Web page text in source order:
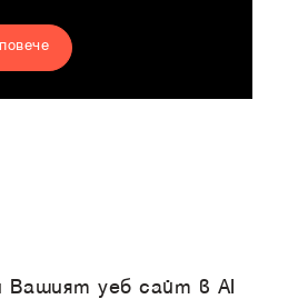
Вашият уеб сайт в AI